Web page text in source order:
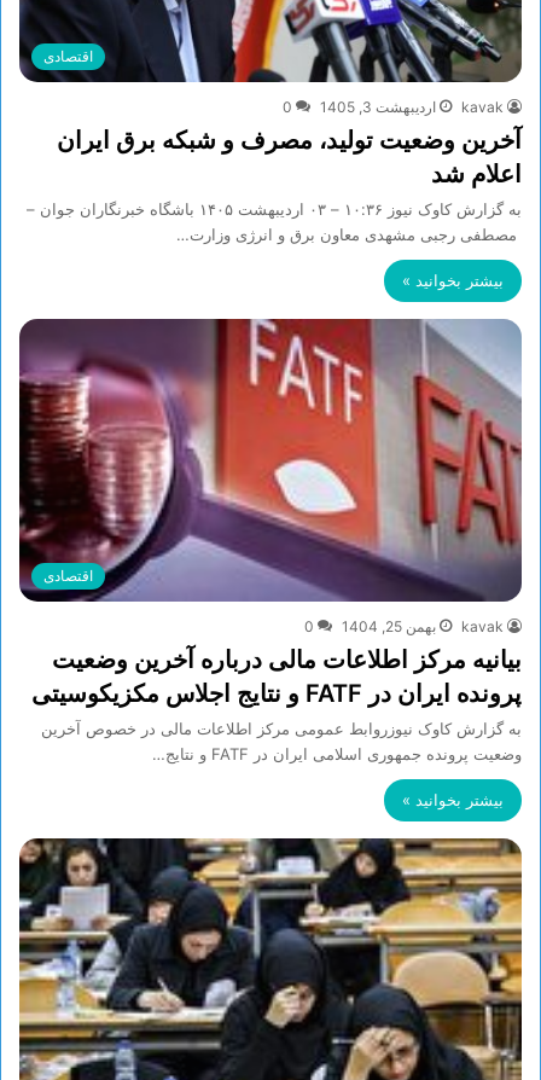
اقتصادی
kavak اردیبهشت 3, 1405 0
آخرین وضعیت تولید، مصرف و شبکه برق ایران
اعلام شد
به گزارش کاوک نیوز ۱۰:۳۶ – ۰۳ ارديبهشت ۱۴۰۵ باشگاه خبرنگاران جوان –
مصطفی رجبی مشهدی معاون برق و انرژی وزارت…
بیشتر بخوانید »
اقتصادی
kavak بهمن 25, 1404 0
بیانیه مرکز اطلاعات مالی درباره آخرین وضعیت
پرونده ایران در FATF و نتایج اجلاس مکزیکوسیتی
به گزارش کاوک نیوزروابط عمومی مرکز اطلاعات مالی در خصوص آخرین
وضعیت پرونده جمهوری اسلامی ایران در FATF و نتایج…
بیشتر بخوانید »